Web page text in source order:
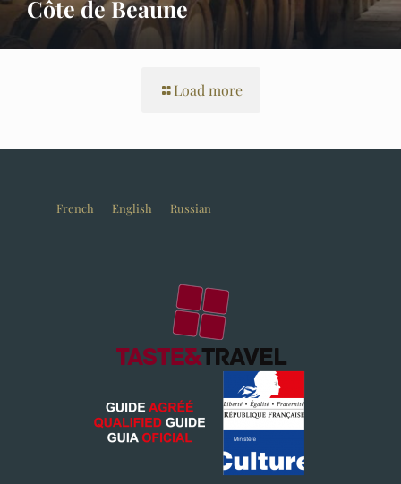
Côte de Beaune
Load more
French English Russian